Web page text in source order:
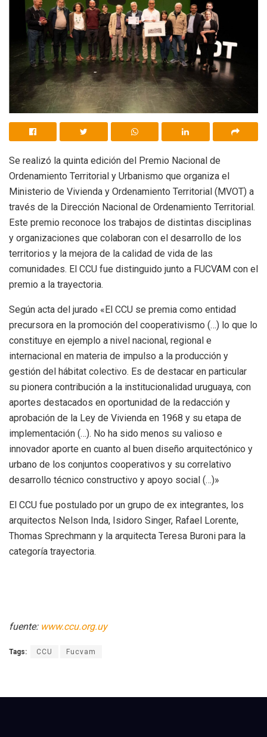
Se realizó la quinta edición del Premio Nacional de
Ordenamiento Territorial y Urbanismo que organiza el
Ministerio de Vivienda y Ordenamiento Territorial (MVOT) a
través de la Dirección Nacional de Ordenamiento Territorial.
Este premio reconoce los trabajos de distintas disciplinas
y organizaciones que colaboran con el desarrollo de los
territorios y la mejora de la calidad de vida de las
comunidades. El CCU fue distinguido junto a FUCVAM con el
premio a la trayectoria.
Según acta del jurado «El CCU se premia como entidad
precursora en la promoción del cooperativismo (…) lo que lo
constituye en ejemplo a nivel nacional, regional e
internacional en materia de impulso a la producción y
gestión del hábitat colectivo. Es de destacar en particular
su pionera contribución a la institucionalidad uruguaya, con
aportes destacados en oportunidad de la redacción y
aprobación de la Ley de Vivienda en 1968 y su etapa de
implementación (…). No ha sido menos su valioso e
innovador aporte en cuanto al buen diseño arquitectónico y
urbano de los conjuntos cooperativos y su correlativo
desarrollo técnico constructivo y apoyo social (…)»
El CCU fue postulado por un grupo de ex integrantes, los
arquitectos Nelson Inda, Isidoro Singer, Rafael Lorente,
Thomas Sprechmann y la arquitecta Teresa Buroni para la
categoría trayectoria.
fuente: www.ccu.org.uy
Tags: CCU Fucvam